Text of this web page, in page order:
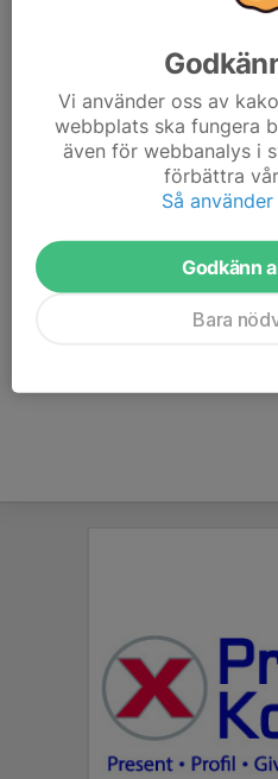
Efter en jämn säsong föll
till division fem. Nu får de ändå
En oerhört rolig nyhet för
klubben.
Vi använder oss av
webbplats ska fungera
även för webbanalys i
förbättra
Så
Godkänn
Bara